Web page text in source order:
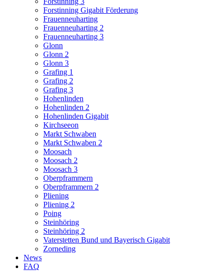
Forstinning Gigabit Förderung
Frauenneuharting
Frauenneuharting 2
Frauenneuharting 3
Glonn
Glonn 2
Glonn 3
Grafing 1
Grafing 2
Grafing 3
Hohenlinden
Hohenlinden 2
Hohenlinden Gigabit
Kirchseeon
Markt Schwaben
Markt Schwaben 2
Moosach
Moosach 2
Moosach 3
Oberpframmern
Oberpframmern 2
Pliening
Pliening 2
Poing
Steinhöring
Steinhöring 2
Vaterstetten Bund und Bayerisch Gigabit
Zorneding
News
FAQ